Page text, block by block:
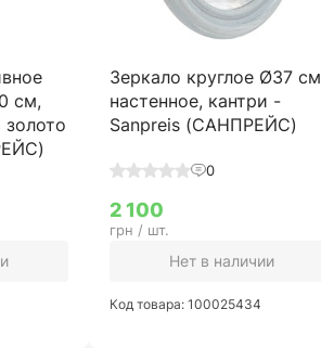
см,
золото
Зеркало круглое Ø37 см
настенное, кантри -
Sanpreis (САНПРЕЙС)
0
2 100
грн / шт.
Нет в наличии
Код товара: 100025434